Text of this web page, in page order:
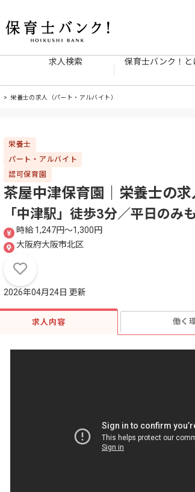
求人検索 保育士バンク！と
栄養士の求人（パート・アルバイト）
栄養士
パート・アルバイト
認可保育園
茶屋中津保育園｜栄養士の
「中津駅」徒歩3分／平日のみ
時給 1,247円〜1,300円
大阪府大阪市北区
2026年04月24日 更新
求人内容 働く